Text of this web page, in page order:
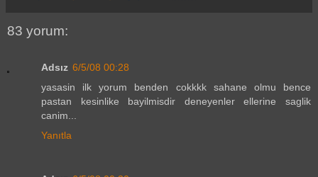
83 yorum:
Adsız 6/5/08 00:28
yasasin ilk yorum benden cokkkk sahane olmu bence
pastan kesinlike bayilmisdir deneyenler ellerine saglik
canim...
Yanıtla